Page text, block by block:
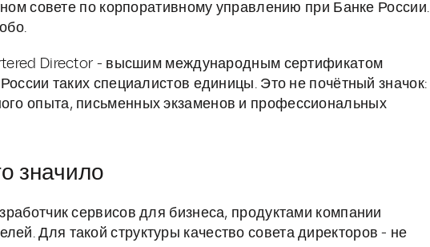
совете по корпоративному управлению при Банке России.
Director - высшим международным сертификатом
таких специалистов единицы. Это не почётный значок:
опыта, письменных экзаменов и профессиональных
значило
сервисов для бизнеса, продуктами компании
Для такой структуры качество совета директоров - не